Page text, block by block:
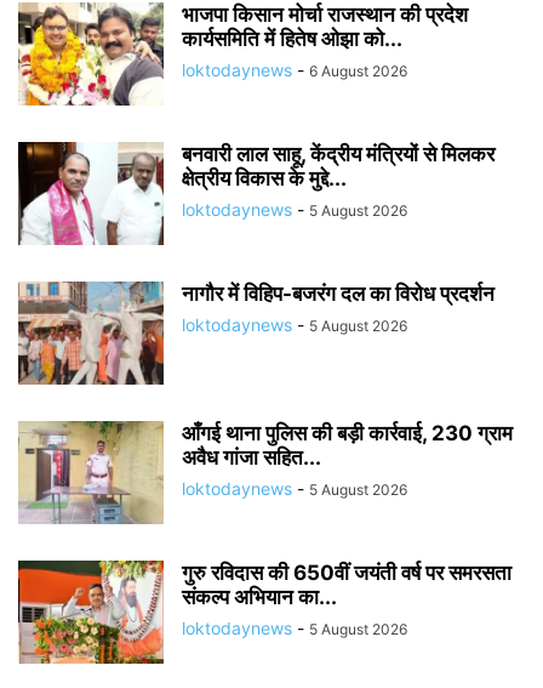
भाजपा किसान मोर्चा राजस्थान की प्रदेश
कार्यसमिति में हितेष ओझा को...
loktodaynews - 6 August 2026
बनवारी लाल साहू, केंद्रीय मंत्रियों से मिलकर
क्षेत्रीय विकास के मुद्दे...
loktodaynews - 5 August 2026
नागौर में विहिप-बजरंग दल का विरोध प्रदर्शन
loktodaynews - 5 August 2026
आँगई थाना पुलिस की बड़ी कार्रवाई, 230 ग्राम
अवैध गांजा सहित...
loktodaynews - 5 August 2026
गुरु रविदास की 650वीं जयंती वर्ष पर समरसता
संकल्प अभियान का...
loktodaynews - 5 August 2026